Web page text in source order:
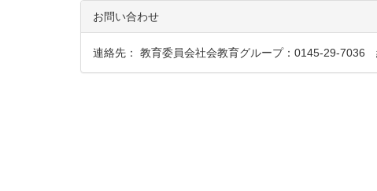
お問い合わせ
連絡先： 教育委員会社会教育グループ：0145-29-7036